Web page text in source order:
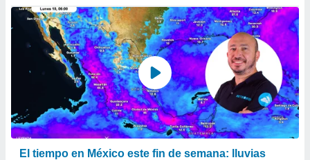
El tiempo en México este fin de semana: lluvias